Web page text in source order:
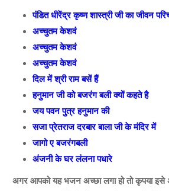
पंडित धीरेंद्र कृष्ण शास्त्री जी का जीवन
अच्चुतम केशवं
अच्चुतम केशवं
अच्चुतम केशवं
दिल में श्री राम बसें हैं
हनुमान जी को बजरंग बली क्यों कहते है
जय पवन पुत्र हनुमान की
सजा प्रेतराज दरबार बाला जी के मंदिर में
जागो ए बजरंगबली
अंजनी के घर लंलना पधारे
अगर आपको यह भजन अच्छा लगा हो तो कृपया इसे